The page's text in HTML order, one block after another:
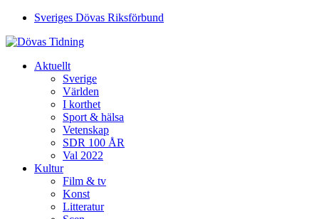
Sveriges Dövas Riksförbund
Aktuellt
Sverige
Världen
I korthet
Sport & hälsa
Vetenskap
SDR 100 ÅR
Val 2022
Kultur
Film & tv
Konst
Litteratur